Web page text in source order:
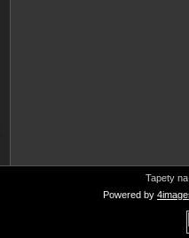
Tapety
Powered by